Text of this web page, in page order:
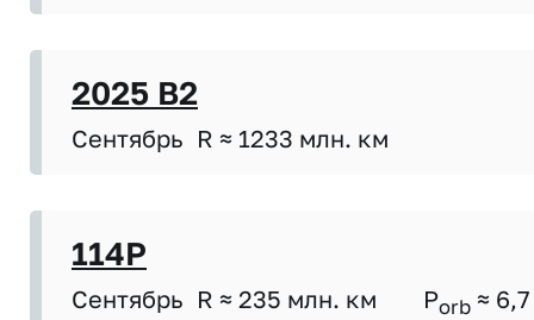
2025 B2
Сентябрь R ≈ 1233 млн. км
114P
Сентябрь R ≈ 235 млн. км Porb ≈ 6,7